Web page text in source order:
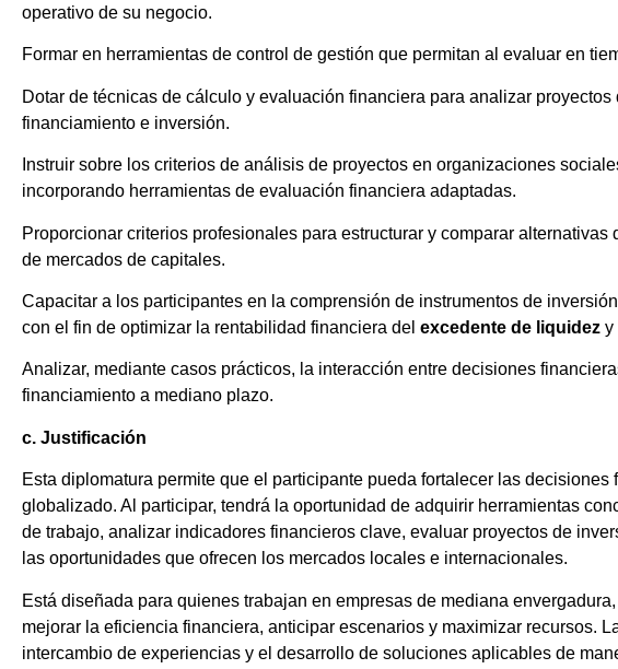
operativo de su negocio.
Formar en herramientas de control de gestión que permitan al evaluar en
Dotar de técnicas de cálculo y evaluación financiera para analizar
financiamiento e inversión.
Instruir sobre los criterios de análisis de proyectos en organizaciones
incorporando herramientas de evaluación financiera adaptadas.
Proporcionar criterios profesionales para estructurar y comparar
de mercados de capitales.
Capacitar a los participantes en la comprensión de instrumentos de
con el fin de optimizar la rentabilidad financiera del excedente de liquidez y
Analizar, mediante casos prácticos, la interacción entre decisiones
financiamiento a mediano plazo.
c. Justificación
Esta diplomatura permite que el participante pueda fortalecer las
globalizado. Al participar, tendrá la oportunidad de adquirir herramientas
de trabajo, analizar indicadores financieros clave, evaluar proyectos de
las oportunidades que ofrecen los mercados locales e internacionales.
Está diseñada para quienes trabajan en empresas de mediana
mejorar la eficiencia financiera, anticipar escenarios y maximizar recursos.
intercambio de experiencias y el desarrollo de soluciones aplicables de